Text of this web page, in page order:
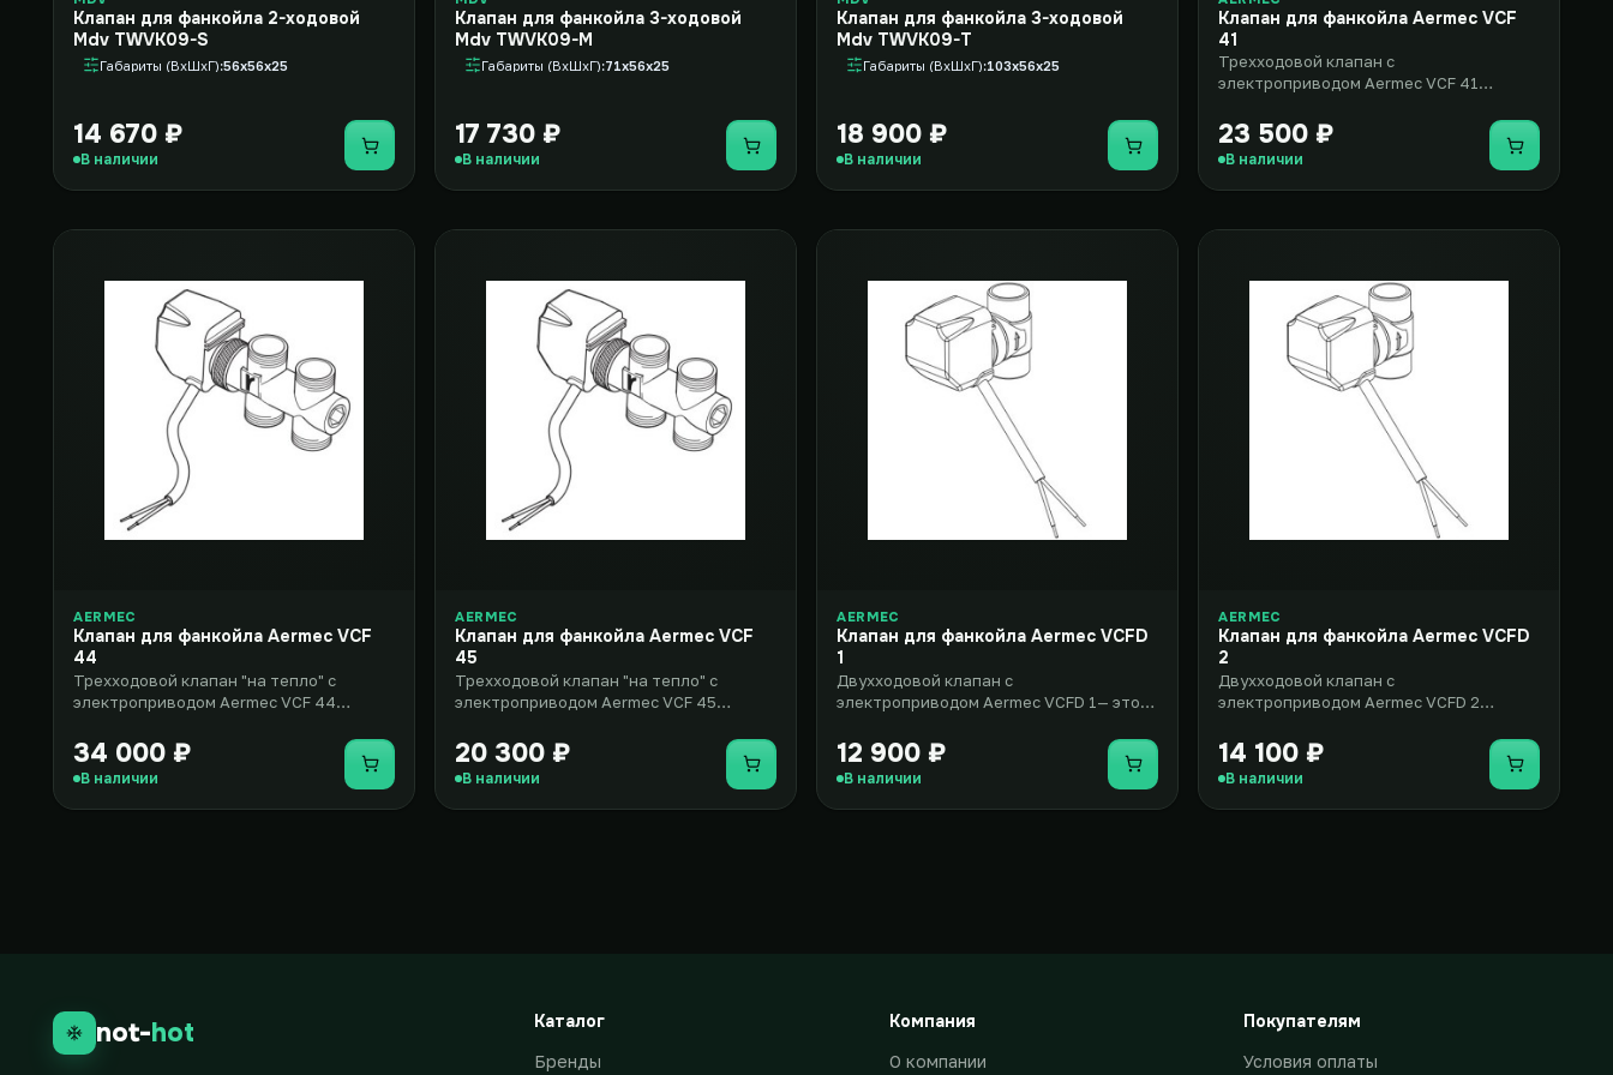
Клапан для фанкойла 2-ходовой
Mdv TWVK09-S
Габариты (ВxШxГ) 56x56x25
14 670 ₽
В наличии Купить
Клапан для фанкойла 3-ходовой
Mdv TWVK09-M
Габариты (ВxШxГ) 71x56x25
17 730 ₽
В наличии Купить
Клапан для фанкойла 3-ходовой
Mdv TWVK09-T
Габариты (ВxШxГ) 103x56x25
18 900 ₽
В наличии Купить
Клапан для фанкойла Aermec VCF
41
Трехходовой клапан с
электроприводом Aermec VCF 41
оборудование дл..
23 500 ₽
В наличии Купить
AERMEC
Клапан для фанкойла Aermec VCF
44
Трехходовой клапан "на тепло" с
электроприводом Aermec VCF 44
фанко..
34 000 ₽
В наличии Купить
AERMEC
Клапан для фанкойла Aermec VCF
45
Трехходовой клапан "на тепло" с
электроприводом Aermec VCF 45
вентилятор..
20 300 ₽
В наличии Купить
AERMEC
Клапан для фанкойла Aermec VCFD
1
Двухходовой клапан с
электроприводом Aermec VCFD 1— это
двумя х..
12 900 ₽
В наличии Купить
AERMEC
Клапан для фанкойла Aermec VCFD
2
Двухходовой клапан с
электроприводом Aermec VCFD 2
оборудования, включаю..
14 100 ₽
В наличии Купить
not-hot Каталог
Бренды
Компания
О компании
Покупателям
Условия оплаты